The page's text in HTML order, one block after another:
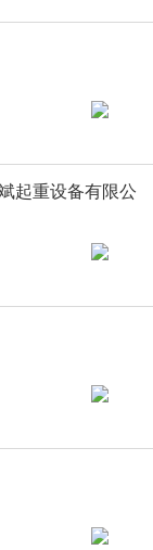
起重设备有限公